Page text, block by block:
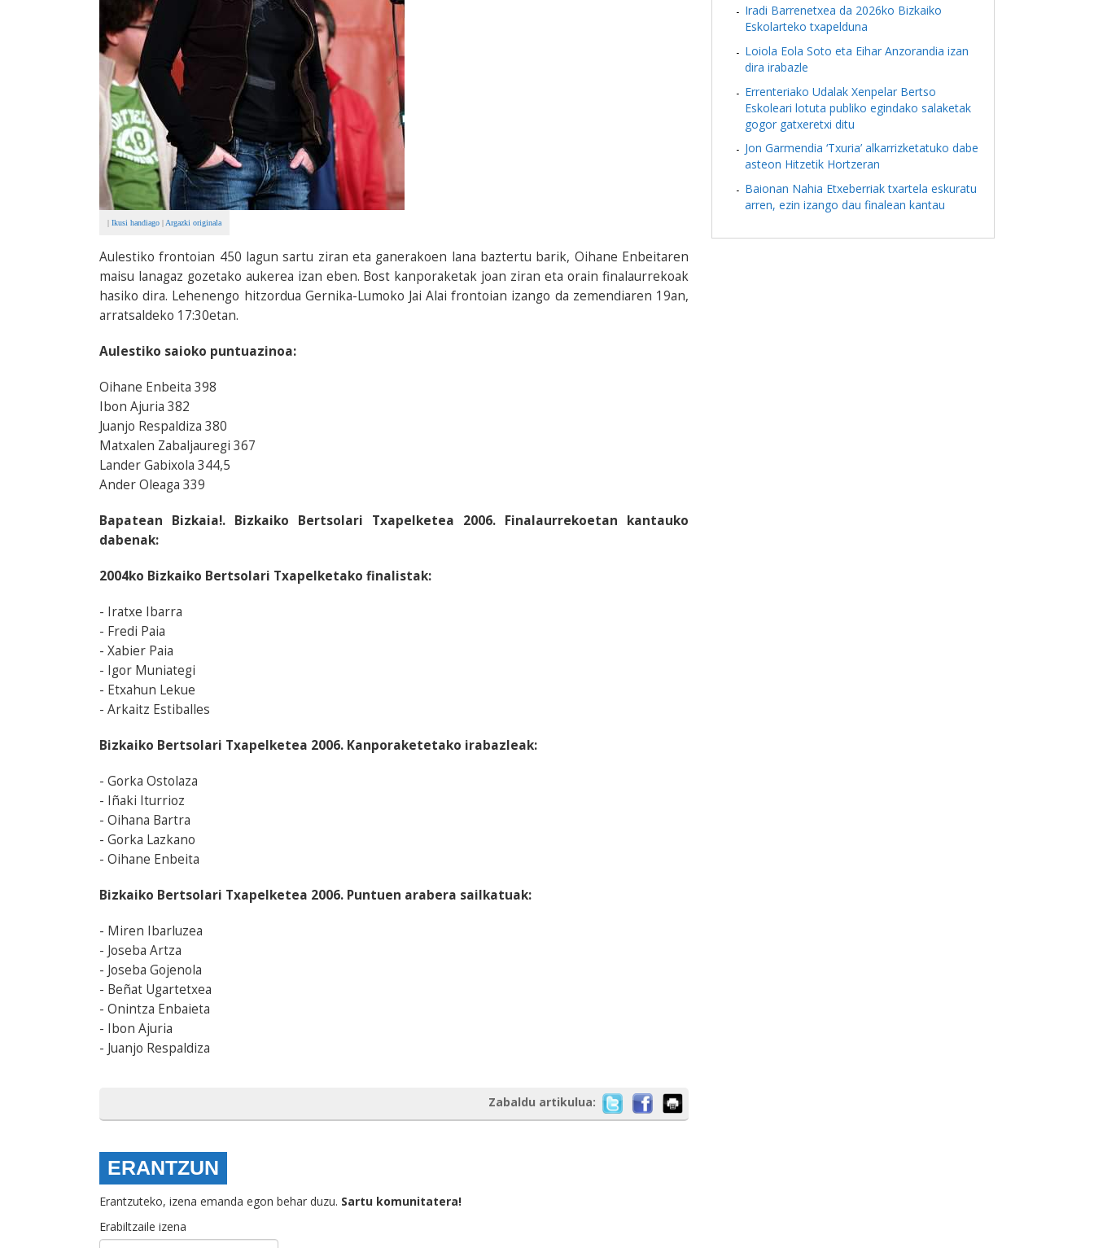
| Ikusi handiago | Argazki originala
Aulestiko frontoian 450 lagun sartu ziran eta ganerakoen lana baztertu barik, Oihane Enbeitaren
maisu lanagaz gozetako aukerea izan eben. Bost kanporaketak joan ziran eta orain finalaurrekoak
hasiko dira. Lehenengo hitzordua Gernika-Lumoko Jai Alai frontoian izango da zemendiaren 19an,
arratsaldeko 17:30etan.
Aulestiko saioko puntuazinoa:
Oihane Enbeita 398
Ibon Ajuria 382
Juanjo Respaldiza 380
Matxalen Zabaljauregi 367
Lander Gabixola 344,5
Ander Oleaga 339
Bapatean Bizkaia!. Bizkaiko Bertsolari Txapelketea 2006. Finalaurrekoetan kantauko
dabenak:
2004ko Bizkaiko Bertsolari Txapelketako finalistak:
- Iratxe Ibarra
- Fredi Paia
- Xabier Paia
- Igor Muniategi
- Etxahun Lekue
- Arkaitz Estiballes
Bizkaiko Bertsolari Txapelketea 2006. Kanporaketetako irabazleak:
- Gorka Ostolaza
- Iñaki Iturrioz
- Oihana Bartra
- Gorka Lazkano
- Oihane Enbeita
Bizkaiko Bertsolari Txapelketea 2006. Puntuen arabera sailkatuak:
- Miren Ibarluzea
- Joseba Artza
- Joseba Gojenola
- Beñat Ugartetxea
- Onintza Enbaieta
- Ibon Ajuria
- Juanjo Respaldiza
Zabaldu artikulua:
ERANTZUN
Erantzuteko, izena emanda egon behar duzu. Sartu komunitatera!
Erabiltzaile izena
Iradi Barrenetxea da 2026ko Bizkaiko
Eskolarteko txapelduna
Loiola Eola Soto eta Eihar Anzorandia izan
dira irabazle
Errenteriako Udalak Xenpelar Bertso
Eskoleari lotuta publiko egindako salaketak
gogor gatxeretxi ditu
Jon Garmendia ‘Txuria’ alkarrizketatuko dabe
asteon Hitzetik Hortzeran
Baionan Nahia Etxeberriak txartela eskuratu
arren, ezin izango dau finalean kantau